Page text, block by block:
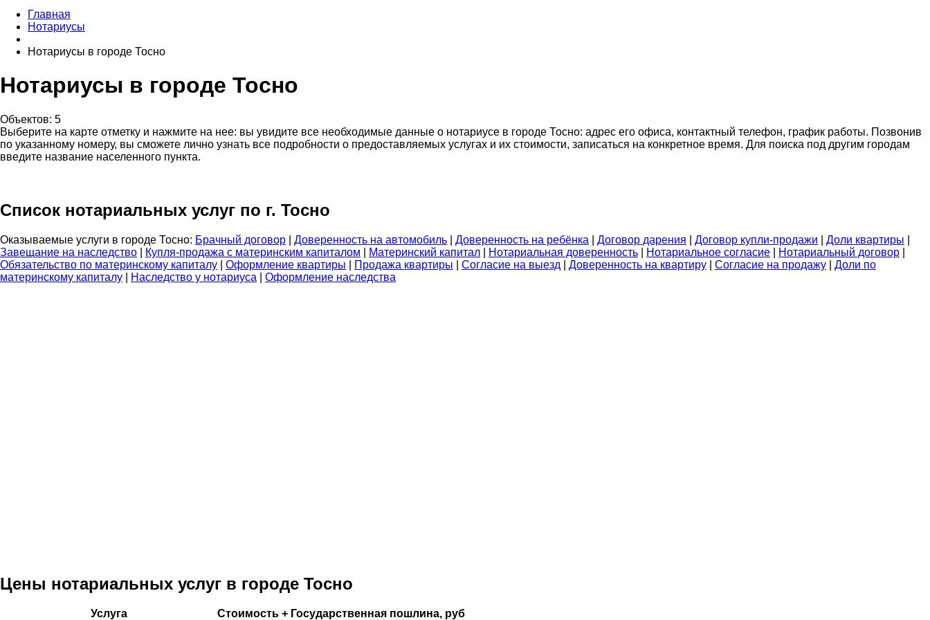
Главная
Нотариусы
Нотариусы в городе Тосно
Нотариусы в городе Тосно
Объектов: 5
Выберите на карте отметку и нажмите на нее: вы увидите все необходимые данные о нотариусе в городе Тосно: адрес его офиса, контактный телефон, график работы. Позвонив
по указанному номеру, вы сможете лично узнать все подробности о предоставляемых услугах и их стоимости, записаться на конкретное время. Для поиска под другим городам
введите название населенного пункта.
Список нотариальных услуг по г. Тосно
Оказываемые услуги в городе Тосно: Брачный договор Доверенность на автомобиль Доверенность на ребёнка Договор дарения Договор купли-продажи Доли квартиры
Завещание на наследство
Купля-продажа с материнским капиталом Материнский капитал Нотариальная доверенность Нотариальное согласие Нотариальный договор
Обязательство по материнскому капиталу
Оформление квартиры Продажа квартиры Согласие на выезд Доверенность на квартиру Согласие на продажу
Доли по
материнскому капиталу
Наследство у нотариуса Оформление наследства
Цены нотариальных услуг в городе Тосно
Услуга
Стоимость + Государственная пошлина, руб